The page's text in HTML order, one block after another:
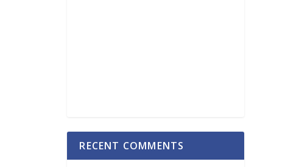
RECENT COMMENTS